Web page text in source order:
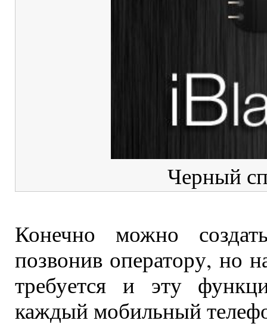
Черный
Конечно можно
позвонив оператору, но
требуется и эту
каждый мобильный